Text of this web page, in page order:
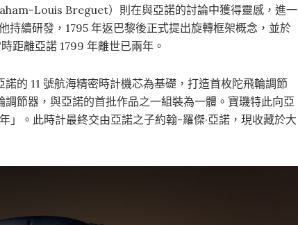
Louis Breguet）則在與亞諾的討論中獲得靈感，進一
持續研發，1795 年返巴黎後正式提出旋轉框架概念，並於
距離亞諾 1799 年離世已兩年。
的 11 號航海精密時計機芯為基礎，打造首枚陀飛輪調節
節器，與亞諾的首批作品之一組裝為一體。寶璣特此向亞
」。此時計最終交由亞諾之子約翰-羅傑·亞諾，現收藏於大